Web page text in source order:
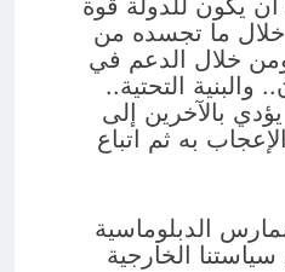
أن يكون للدولة قوة
ما تجسده من
خلال الدعم في
التحتية..
بالآخرين إلى
به ثم اتباع
الدبلوماسية
الخارجية